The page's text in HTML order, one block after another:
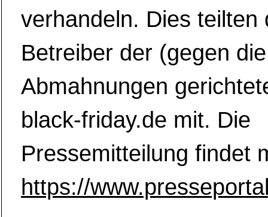
verhandeln. Dies teilten
Betreiber der (gegen die
Abmahnungen
black-friday.de mit. Die
Pressemitteilung findet
https://